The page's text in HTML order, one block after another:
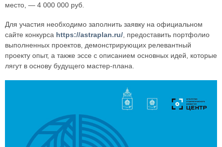
место, — 4 000 000 руб.
Для участия необходимо заполнить заявку на официальном
сайте конкурса https://astraplan.ru/ , предоставить портфолио
выполненных проектов, демонстрирующих релевантный
проекту опыт, а также эссе с описанием основных идей, которые
лягут в основу будущего мастер-плана.